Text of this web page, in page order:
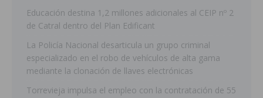
Educación destina 1,2 millones adicionales al CEIP nº 2
de Catral dentro del Plan Edificant
La Policía Nacional desarticula un grupo criminal
especializado en el robo de vehículos de alta gama
mediante la clonación de llaves electrónicas
Torrevieja impulsa el empleo con la contratación de 55